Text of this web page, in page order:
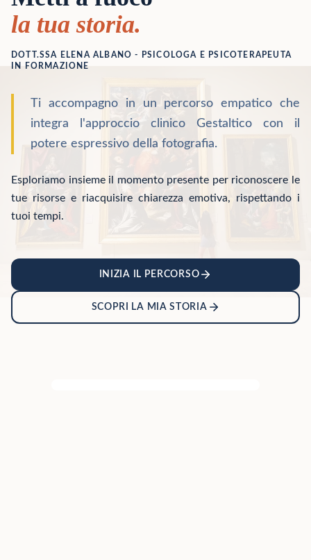
la tua storia.
DOTT.SSA ELENA ALBANO - PSICOLOGA E PSICOTERAPEUTA
IN FORMAZIONE
Ti accompagno in un percorso empatico che
integra l'approccio clinico Gestaltico con il
potere espressivo della fotografia.
Esploriamo insieme il momento presente per riconoscere le
tue risorse e riacquisire chiarezza emotiva, rispettando i
tuoi tempi.
INIZIA IL PERCORSO
SCOPRI LA MIA STORIA